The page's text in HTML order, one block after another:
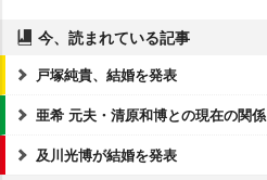
今、読まれている記事
戸塚純貴、結婚を発表
亜希 元夫・清原和博との現在の関係
及川光博が結婚を発表